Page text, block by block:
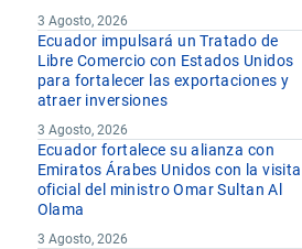
3 Agosto, 2026
Ecuador impulsará un Tratado de
Libre Comercio con Estados Unidos
para fortalecer las exportaciones y
atraer inversiones
3 Agosto, 2026
Ecuador fortalece su alianza con
Emiratos Árabes Unidos con la visita
oficial del ministro Omar Sultan Al
Olama
3 Agosto, 2026